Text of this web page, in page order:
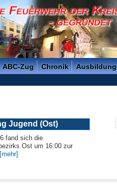
- Gegründet 1811 -
ABC-Zug Chronik Ausbildung
Jugend (Ost)
fand sich die
Ost um 16:00 zur
[mehr]